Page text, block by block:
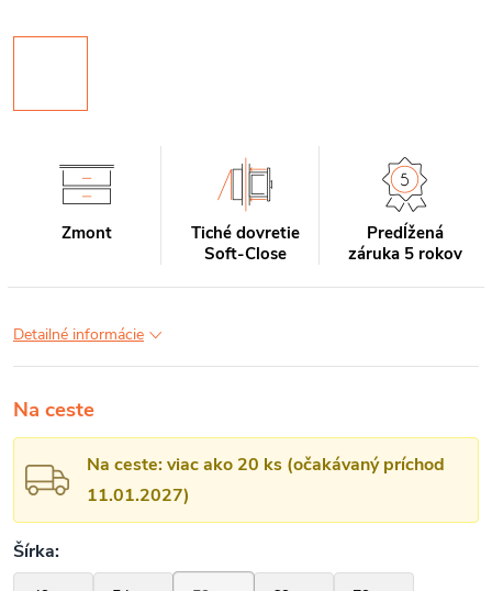
Zmont
Tiché dovretie
Soft-Close
Predĺžená
záruka 5 rokov
Detailné informácie
Na ceste
Na ceste: viac ako 20 ks (očakávaný príchod
11.01.2027)